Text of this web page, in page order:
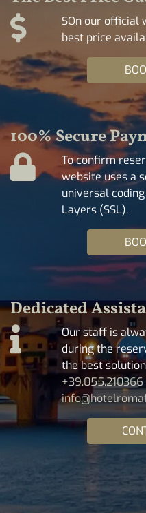
SOn our official
best price
100% Secure
To confirm
website uses a
universal
Layers (SSL).
Dedicated
Our staff is
during the
the best
+39.055.210366